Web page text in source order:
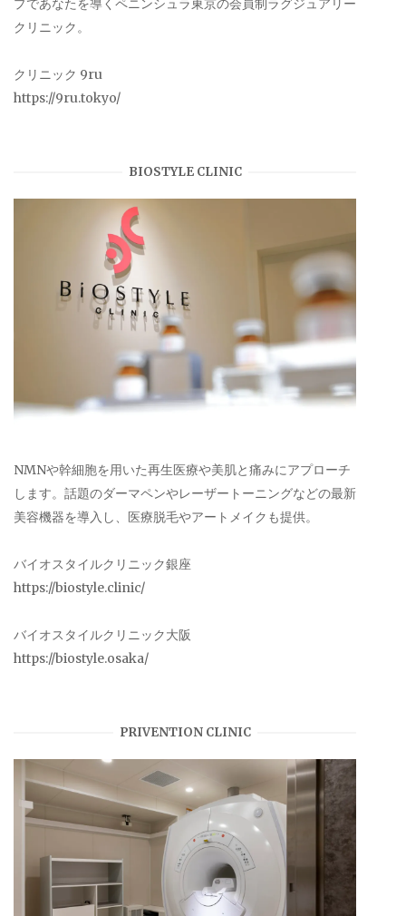
プであなたを導くペニンシュラ東京の会員制ラグジュアリー
クリニック。
クリニック 9ru
https://9ru.tokyo/
BIOSTYLE CLINIC
NMNや幹細胞を用いた再生医療や美肌と痛みにアプローチ
します。話題のダーマペンやレーザートーニングなどの最新
美容機器を導入し、医療脱毛やアートメイクも提供。
バイオスタイルクリニック銀座
https://biostyle.clinic/
バイオスタイルクリニック大阪
https://biostyle.osaka/
PRIVENTION CLINIC